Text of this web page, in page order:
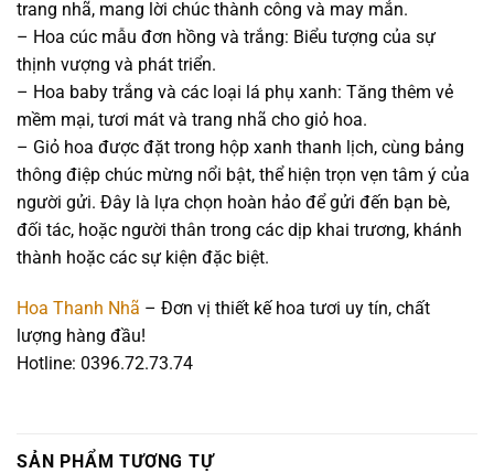
trang nhã, mang lời chúc thành công và may mắn.
– Hoa cúc mẫu đơn hồng và trắng: Biểu tượng của sự
thịnh vượng và phát triển.
– Hoa baby trắng và các loại lá phụ xanh: Tăng thêm vẻ
mềm mại, tươi mát và trang nhã cho giỏ hoa.
– Giỏ hoa được đặt trong hộp xanh thanh lịch, cùng bảng
thông điệp chúc mừng nổi bật, thể hiện trọn vẹn tâm ý của
người gửi. Đây là lựa chọn hoàn hảo để gửi đến bạn bè,
đối tác, hoặc người thân trong các dịp khai trương, khánh
thành hoặc các sự kiện đặc biệt.
Hoa Thanh Nhã – Đơn vị thiết kế hoa tươi uy tín, chất
lượng hàng đầu!
Hotline: 0396.72.73.74
SẢN PHẨM TƯƠNG TỰ